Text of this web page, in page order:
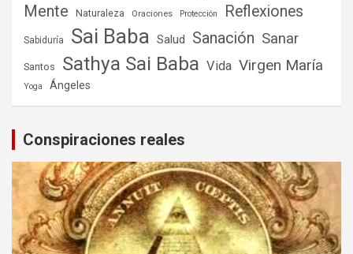
Mente
Naturaleza Oraciones Protección Reflexiones
Sabiduría Sai Baba Salud Sanación Sanar
Santos Sathya Sai Baba Vida Virgen María
Yoga Ángeles
Conspiraciones reales